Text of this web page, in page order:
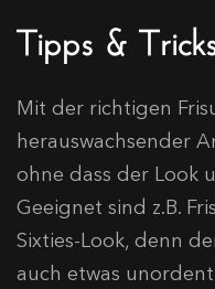
Tipps &
Mit der richtigen
herauswachsender
ohne dass der Look
Geeignet sind z.B.
Sixties-Look, denn
auch etwas